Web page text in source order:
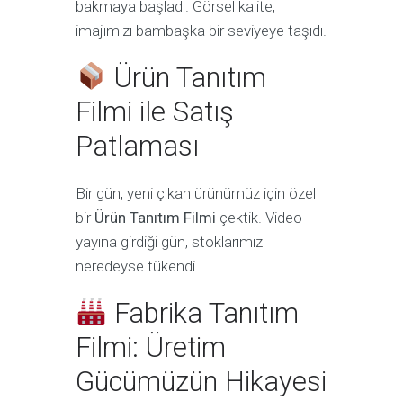
bakmaya başladı. Görsel kalite,
imajımızı bambaşka bir seviyeye taşıdı.
Ürün Tanıtım
Filmi ile Satış
Patlaması
Bir gün, yeni çıkan ürünümüz için özel
bir Ürün Tanıtım Filmi çektik. Video
yayına girdiği gün, stoklarımız
neredeyse tükendi.
Fabrika Tanıtım
Filmi: Üretim
Gücümüzün Hikayesi